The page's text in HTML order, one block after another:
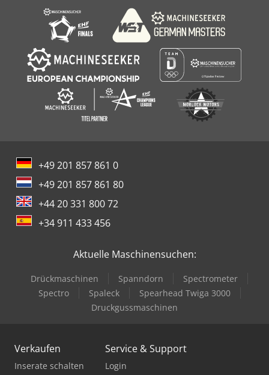
+49 201 857 861 0
+49 201 857 861 80
+44 20 331 800 72
+34 911 433 456
Aktuelle Maschinensuchen:
Drückmaschinen Spanndorn
Spectrometer
Spectro
Spaleck
Spearhead Twiga 3000
Druckgussmaschinen
Verkaufen
Inserate schalten
Service & Support
Login